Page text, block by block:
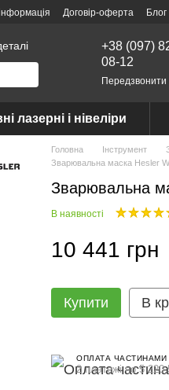
Договір-оферта Блог
+38 (097)
08-12
Передзвонити
лазерні і нівеліри
Головна Інструмент
Зварювальна маска Hesler
Зварювальна
В наявності
10 441 грн
Купити В
ОПЛАТА ЧАСТИНАМИ
2 платежі по 5